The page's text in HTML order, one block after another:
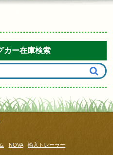
カー在庫検索
NOVA 輸入トレーラー